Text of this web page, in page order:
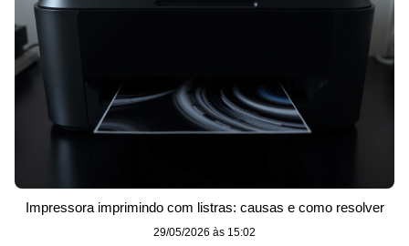
Impressora imprimindo com listras: causas e como resolver
29/05/2026 às 15:02